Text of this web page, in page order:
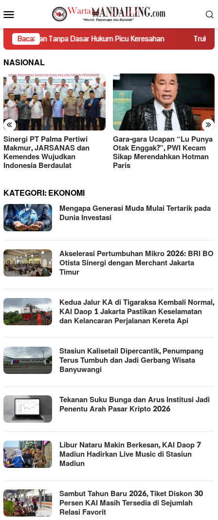
ke
kontenMobile
Baca:
Tanpa Dasar Hukum Picu Keresahan Truk Miring
NASIONAL
« »
Sinergi PT Palma Pertiwi
Makmur, JARSANAS dan
Kemendes Wujudkan
Indonesia Berdaulat
Gara-gara Ucapan “Lu Punya
Otak Enggak?”, PWI Kecam
Sikap Merendahkan Hotman
Paris
KATEGORI:EKONOMI
Mengapa Generasi Muda Mulai Tertarik pada
Dunia Investasi
Akselerasi Pertumbuhan Mikro 2026: BRI BO
Otista Sinergi dengan Merchant Jakarta
Timur
Kedua Jalur KA di Tigaraksa Kembali Normal,
KAI Daop 1 Jakarta Pastikan Keselamatan
dan Kelancaran Perjalanan Kereta Api
Stasiun Kalisetail Dipercantik, Penumpang
Terus Tumbuh dan Jadi Gerbang Wisata
Banyuwangi
Tekanan Suku Bunga dan Arus Institusi Jadi
Penentu Arah Pasar Kripto 2026
Libur Nataru Makin Berkesan, KAI Daop 7
Madiun Hadirkan Live Music di Stasiun
Madiun
Sambut Tahun Baru 2026, Tiket Diskon 30
Persen KAI Masih Tersedia di Sejumlah
Relasi Favorit